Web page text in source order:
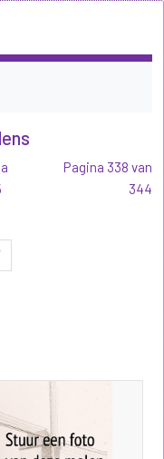
Pagina 338 van
344